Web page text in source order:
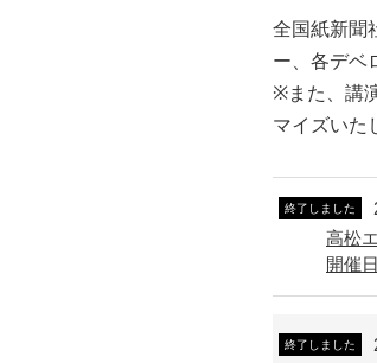
全国紙新聞
ー、各デベ
※また、講
マイズいた
終了しました
高松
開催
終了しました